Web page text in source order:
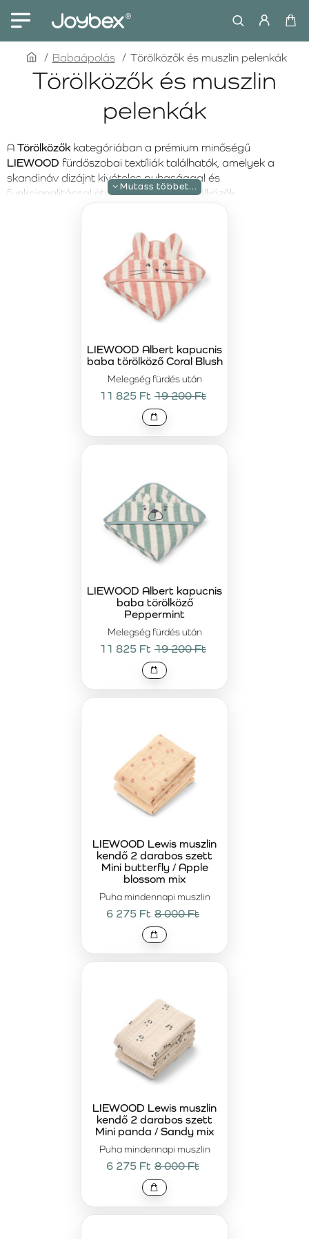
Törölközők és muszlin
pelenkák
homeBabaápolás Törölközők és muszlin pelenkák
A Törölközők kategóriában a prémium minőségű
LIEWOOD fürdőszobai textíliák találhatók, amelyek a
skandináv dizájnt kivételes puhasággal és
funkcionalitással ötvözik. Kapucnis törölközők,
fürdőponcsók és praktikus mosdókendők gondoskodnak
meghitt élmény legyen. Azoknak a szülőknek, akik
kiemelten fontosnak tartják a minőségi alapanyagokat és
a biztonságos bőrkontaktust, a LIEWOOD tudatos
100% GOTS minősítésű organikus
készül, amely rendkívül puha, bőrbarát és
kiemelkedő nedvszívó képességet és a
kellemes meleg érzetet fürdés után, így a gyermek
gyorsan megszárad és komfortosan érzi magát. A
kapucnis törölközők védik a fejet a lehűléstől, a poncsók
könnyen felvehetők, a mosdókendők pedig megkönnyítik a
mindennapi tisztálkodást – sőt, játékos pillanatokat is
csempészhetnek a fürdésbe.
tartós minőség a modern családok magas elvárásaihoz
igazodik. A prémium textíliákba való befektetés
érintést, fenntartható alapanyagokat és hosszú távú
jelent. Ebben a kategóriában olyan
törölközőket talál, amelyek a minőség, funkcionalitás és
esztétikum legmagasabb szintjét képviselik.
Melegség fürdés után
LIEWOOD Albert kapucnis
baba törölköző Coral Blush
11 825 Ft 19 200 Ft
Melegség fürdés után
LIEWOOD Albert kapucnis
baba törölköző
Peppermint
11 825 Ft 19 200 Ft
Puha mindennapi muszlin
LIEWOOD Lewis muszlin
kendő 2 darabos szett
Mini butterfly / Apple
blossom mix
6 275 Ft 8 000 Ft
Puha mindennapi muszlin
LIEWOOD Lewis muszlin
kendő 2 darabos szett
Mini panda / Sandy mix
6 275 Ft 8 000 Ft